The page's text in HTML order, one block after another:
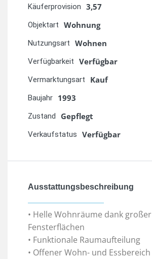
Käuferprovision 3,57
Objektart Wohnung
Nutzungsart Wohnen
Verfügbarkeit Verfügbar
Vermarktungsart Kauf
Baujahr 1993
Zustand Gepflegt
Verkaufstatus Verfügbar
Ausstattungsbeschreibung
• Helle Wohnräume dank großer
Fensterflächen
• Funktionale Raumaufteilung
• Offener Wohn- und Essbereich